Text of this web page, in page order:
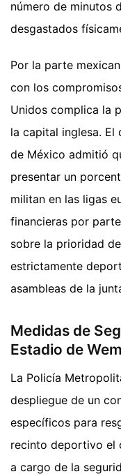
número de minutos
desgastados
Por la parte
con los
Unidos complica la
la capital inglesa. El
de México admitió
presentar un
militan en las ligas
financieras por
sobre la prioridad
estrictamente
asambleas de la
Medidas de
Estadio de
La Policía
despliegue de un
específicos para
recinto deportivo el
a cargo de la